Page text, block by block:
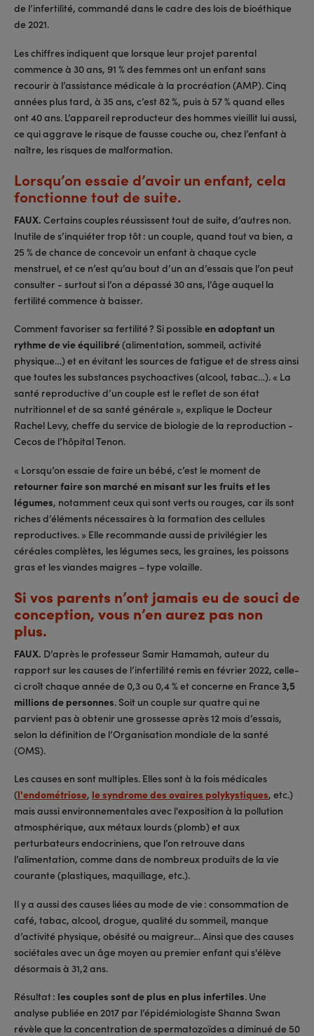
de l’infertilité, commandé dans le cadre des lois de bioéthique
de 2021.
Les chiffres indiquent que lorsque leur projet parental
commence à 30 ans, 91 % des femmes ont un enfant sans
recourir à l’assistance médicale à la procréation (AMP). Cinq
années plus tard, à 35 ans, c’est 82 %, puis à 57 % quand elles
ont 40 ans. L’appareil reproducteur des hommes vieillit lui aussi,
ce qui aggrave le risque de fausse couche ou, chez l’enfant à
naître, les risques de malformation.
Lorsqu’on essaie d’avoir un enfant, cela
fonctionne tout de suite.
FAUX. Certains couples réussissent tout de suite, d’autres non.
Inutile de s’inquiéter trop tôt : un couple, quand tout va bien, a
25 % de chance de concevoir un enfant à chaque cycle
menstruel, et ce n’est qu’au bout d’un an d’essais que l’on peut
consulter - surtout si l’on a dépassé 30 ans, l’âge auquel la
fertilité commence à baisser.
Comment favoriser sa fertilité ? Si possibleen adoptant un
rythme de vie équilibré(alimentation, sommeil, activité
physique…) et en évitant les sources de fatigue et de stress ainsi
que toutes les substances psychoactives (alcool, tabac…). « La
santé reproductive d’un couple est le reflet de son état
nutritionnel et de sa santé générale », explique le Docteur
Rachel Levy, cheffe du service de biologie de la reproduction -
Cecos de l’hôpital Tenon.
« Lorsqu’on essaie de faire un bébé, c’est le moment de
retourner faire son marché en misant sur les fruits et les
légumes, notamment ceux qui sont verts ou rouges, car ils sont
riches d’éléments nécessaires à la formation des cellules
reproductives. » Elle recommande aussi de privilégier les
céréales complètes, les légumes secs, les graines, les poissons
gras et les viandes maigres – type volaille.
Si vos parents n’ont jamais eu de souci de
conception, vous n’en aurez pas non
plus.
FAUX. D’après le professeur Samir Hamamah, auteur du
rapport sur les causes de l’infertilité remis en février 2022, celle-
ci croît chaque année de 0,3 ou 0,4 % et concerne en France3,5
millions de personnes. Soit un couple sur quatre qui ne
parvient pas à obtenir une grossesse après 12 mois d’essais,
selon la définition de l’Organisation mondiale de la santé
(OMS).
Les causes en sont multiples. Elles sont à la fois médicales
(l'endométriose, le syndrome des ovaires polykystiques, etc.)
mais aussi environnementales avec l'exposition à la pollution
atmosphérique, aux métaux lourds (plomb) et aux
perturbateurs endocriniens, que l’on retrouve dans
l’alimentation, comme dans de nombreux produits de la vie
courante (plastiques, maquillage, etc.).
Il y a aussi des causes liées au mode de vie : consommation de
café, tabac, alcool, drogue, qualité du sommeil, manque
d’activité physique, obésité ou maigreur… Ainsi que des causes
sociétales avec un âge moyen au premier enfant qui s'élève
désormais à 31,2 ans.
Résultat : les couples sont de plus en plus infertiles. Une
analyse publiée en 2017 par l’épidémiologiste Shanna Swan
révèle que la concentration de spermatozoïdes a diminué de 50